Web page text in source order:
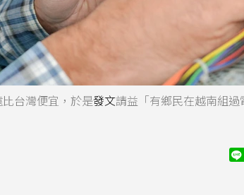
台灣便宜，於是發文請益「有鄉民在越南組過